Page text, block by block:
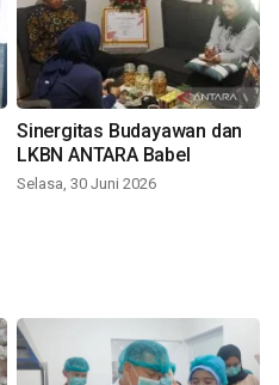
Sinergitas Budayawan dan
LKBN ANTARA Babel
Selasa, 30 Juni 2026